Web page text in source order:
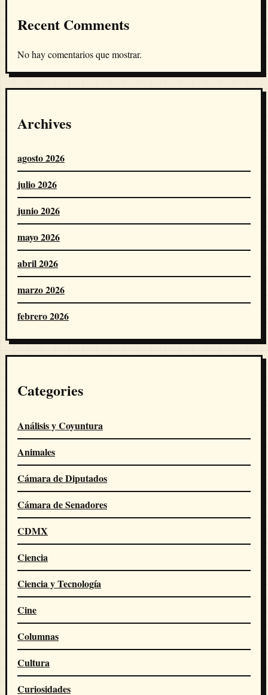
Recent Comments
No hay comentarios que mostrar.
Archives
agosto 2026
julio 2026
junio 2026
mayo 2026
abril 2026
marzo 2026
febrero 2026
Categories
Análisis y Coyuntura
Animales
Cámara de Diputados
Cámara de Senadores
CDMX
Ciencia
Ciencia y Tecnología
Cine
Columnas
Cultura
Curiosidades